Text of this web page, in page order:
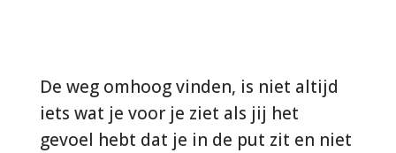
De weg omhoog vinden, is niet altijd
iets wat je voor je ziet als jij het
gevoel hebt dat je in de put zit en niet